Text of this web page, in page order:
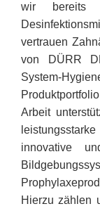
wir bereits
vertrauen
von DÜRR
System-
Arbeit
innovative
Hierzu zählen